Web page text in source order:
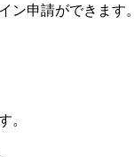
ン申請ができます。
。